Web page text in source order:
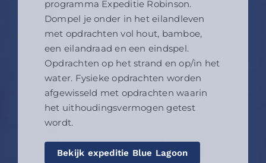
programma Expeditie Robinson.
Dompel je onder in het eilandleven
met opdrachten vol hout, bamboe,
een eilandraad en een eindspel.
Opdrachten op het strand en op/in het
water. Fysieke opdrachten worden
afgewisseld met opdrachten waarin
het uithoudingsvermogen getest
wordt.
Bekijk expeditie Blue Lagoon